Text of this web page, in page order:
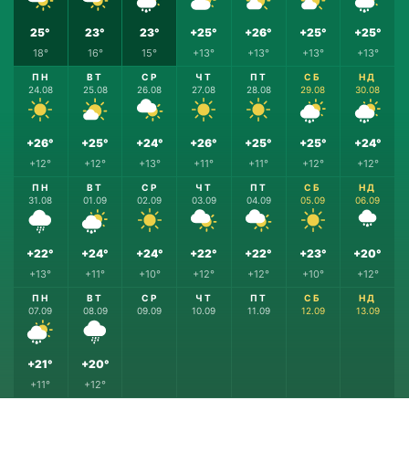
25°
18°
23°
16°
23°
15°
+25°
+13°
+26°
+13°
+25°
+13°
+25°
+13°
ПН
24.08
+26°
+12°
ВТ
25.08
+25°
+12°
СР
26.08
+24°
+13°
ЧТ
27.08
+26°
+11°
ПТ
28.08
+25°
+11°
СБ
29.08
+25°
+12°
НД
30.08
+24°
+12°
ПН
31.08
+22°
+13°
ВТ
01.09
+24°
+11°
СР
02.09
+24°
+10°
ЧТ
03.09
+22°
+12°
ПТ
04.09
+22°
+12°
СБ
05.09
+23°
+10°
НД
06.09
+20°
+12°
ПН
07.09
+21°
+11°
ВТ
08.09
+20°
+12°
СР
09.09
ЧТ
10.09
ПТ
11.09
СБ
12.09
НД
13.09